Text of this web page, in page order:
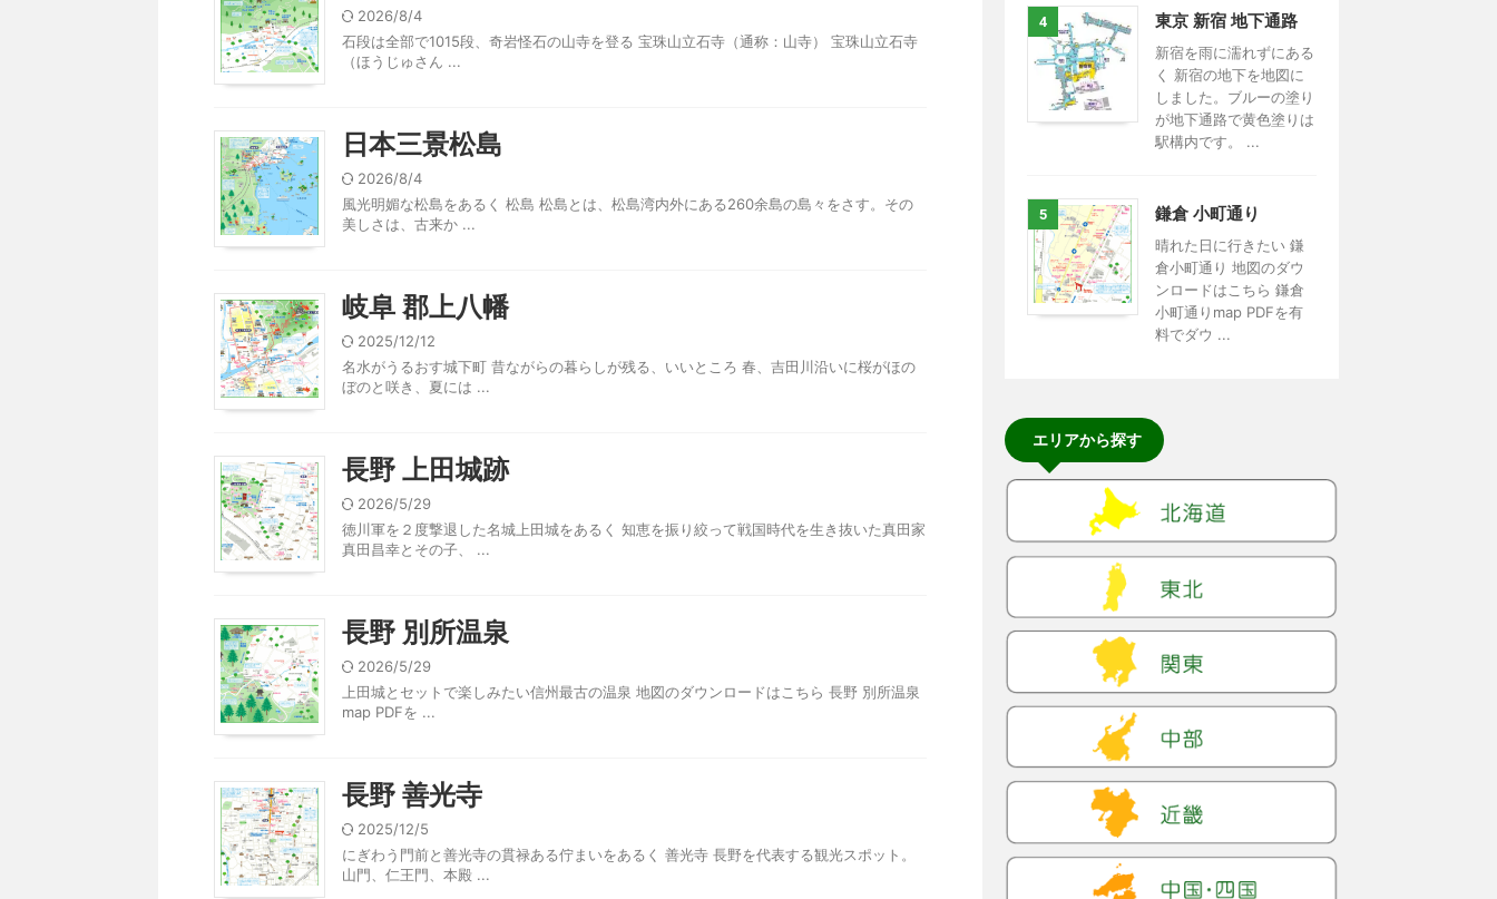
2026/8/4
石段は全部で1015段、奇岩怪石の山寺を登る 宝珠山立石寺（通称：山寺） 宝珠山立石寺
（ほうじゅさん ...
日本三景松島
2026/8/4
風光明媚な松島をあるく 松島 松島とは、松島湾内外にある260余島の島々をさす。その
美しさは、古来か ...
岐阜 郡上八幡
2025/12/12
名水がうるおす城下町 昔ながらの暮らしが残る、いいところ 春、吉田川沿いに桜がほの
ぼのと咲き、夏には ...
長野 上田城跡
2026/5/29
徳川軍を２度撃退した名城上田城をあるく 知恵を振り絞って戦国時代を生き抜いた真田家
真田昌幸とその子、 ...
長野 別所温泉
2026/5/29
上田城とセットで楽しみたい信州最古の温泉 地図のダウンロードはこちら 長野 別所温泉
map PDFを ...
長野 善光寺
2025/12/5
にぎわう門前と善光寺の貫禄ある佇まいをあるく 善光寺 長野を代表する観光スポット。
山門、仁王門、本殿 ...
4 東京 新宿 地下通路
新宿を雨に濡れずにある
く 新宿の地下を地図に
しました。ブルーの塗り
が地下通路で黄色塗りは
駅構内です。 ...
5 鎌倉 小町通り
晴れた日に行きたい 鎌
倉小町通り 地図のダウ
ンロードはこちら 鎌倉
小町通りmap PDFを有
料でダウ ...
エリアから探す